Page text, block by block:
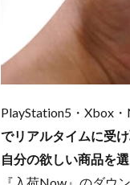
PlayStation5・Xbox
でリアルタイムに受け
自分の欲しい商品を